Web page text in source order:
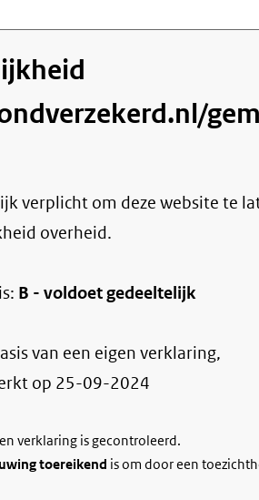
verplicht om deze website te
overheid.
is: B - voldoet gedeeltelijk
van een eigen verklaring,
op 25-09-2024
verklaring is gecontroleerd.
toereikend is om door een